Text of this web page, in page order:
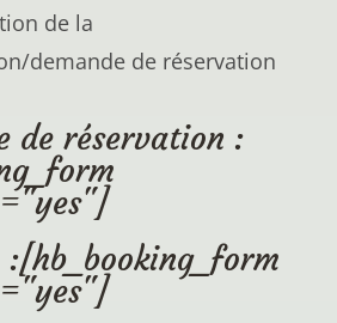
de la
demande de réservation
de réservation :